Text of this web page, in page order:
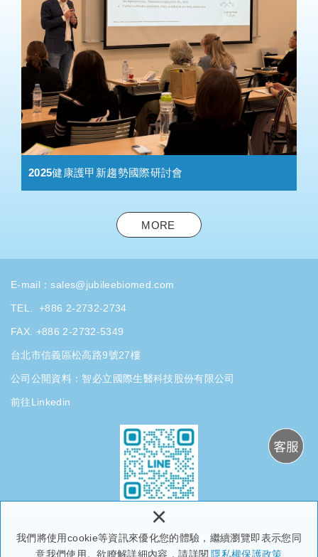
我們將使用cookie等資訊來優化您的體驗，繼續瀏覽即表示您同
意我們使用。欲瞭解詳細內容，請詳閱 隱私權保護政策
×
2025健康護甲新趨勢國際研討會
MORE
E-mail：sales@jubileebiomed.com
TEL.+886 2-2732-2734
FAX. +886 2-2732-5349
台北市信義區松高路9號27樓
公司公開資料： 智必立國際生醫科技股份有限公司
前往Linkedin
Copyright ©智必立國際生醫科技股份有限公司 All Rights Reserved.